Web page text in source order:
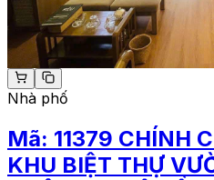
Nhà phố
Mã: 11379 CHÍNH
KHU BIỆT THỰ